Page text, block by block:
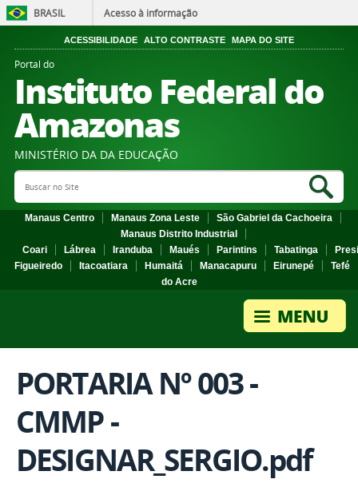
BRASIL Acesso à informação
ACESSIBILIDADE ALTO CONTRASTE MAPA DO SITE
Portal do
Instituto Federal do
Amazonas
MINISTÉRIO DA DA EDUCAÇÃO
Search Site
Manaus Centro Manaus Zona Leste
São Gabriel da Cachoeira
Manaus Distrito Industrial
Coari
Lábrea Iranduba Maués Parintins Tabatinga
Figueiredo
Itacoatiara Humaitá Manacapuru Eirunepé
Tefé
do Acre
PORTARIA Nº 003 -
CMMP -
DESIGNAR_SERGIO.pdf